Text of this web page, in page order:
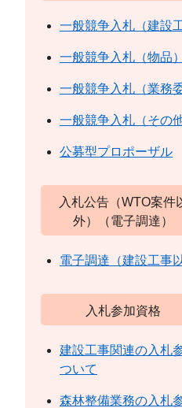
一般競争入札（建設
一般競争入札（物品）
一般競争入札（業務
一般競争入札（その他
公募型プロポーザル
入札公告（WTO案件
外）（電子調達）
電子調達（建設工事
入札参加資格
建設工事関連の入札
ついて
森林整備業務の入札